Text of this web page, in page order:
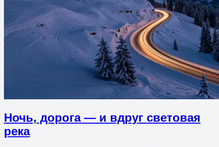
Ночь, дорога — и вдруг световая
река